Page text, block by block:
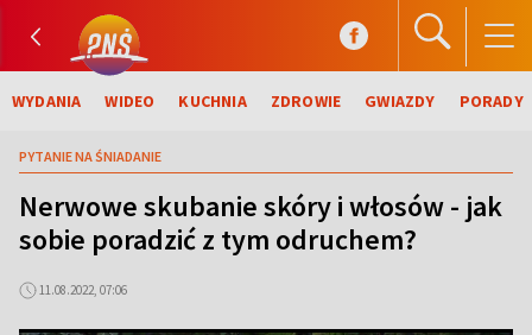
WYDANIA WIDEO KUCHNIA ZDROWIE GWIAZDY PORADY
PYTANIE NA ŚNIADANIE
Nerwowe skubanie skóry i włosów - jak
sobie poradzić z tym odruchem?
11.08.2022, 07:06